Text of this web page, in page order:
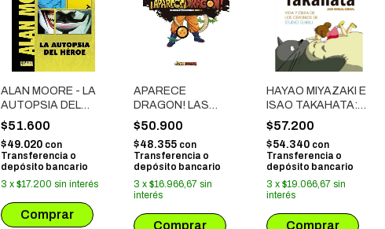
ALAN MOORE - LA
AUTOPSIA DEL
HEROE
$51.600
$49.020 con
Transferencia o
depósito bancario
3 x $17.200 sin interés
APARECE
DRAGON! LAS
CURIOSIDADES
QUE NO CONOCIAS
DE DRAGON BALL
$50.900
$48.355 con
Transferencia o
depósito bancario
3 x $16.966,67 sin
interés
HAYAO MIYAZAKI E
ISAO TAKAHATA:
VIDA Y OBRA DE
LOS CEREBROS DE
STUDIO GHIBLI
$57.200
$54.340 con
Transferencia o
depósito bancario
3 x $19.066,67 sin
interés